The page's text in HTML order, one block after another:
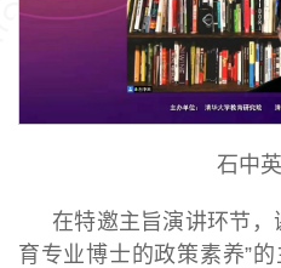
石中
在特邀主旨演讲环节，
育专业博士的政策素养”